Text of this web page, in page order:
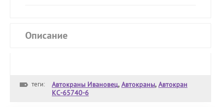
Описание
теги: Автокраны Ивановец, Автокраны, Автокран
КС-65740-6